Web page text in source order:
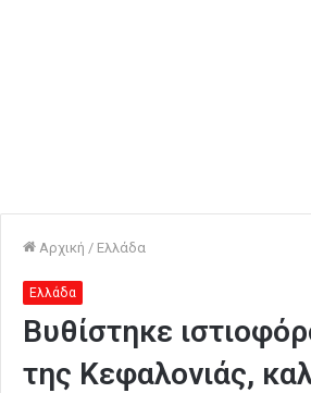
Αρχική / Ελλάδα
Ελλάδα
Βυθίστηκε
της Κεφαλονιάς,